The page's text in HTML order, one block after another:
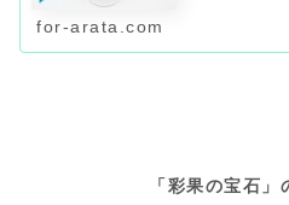
for-arata.com
「彩果の宝石」